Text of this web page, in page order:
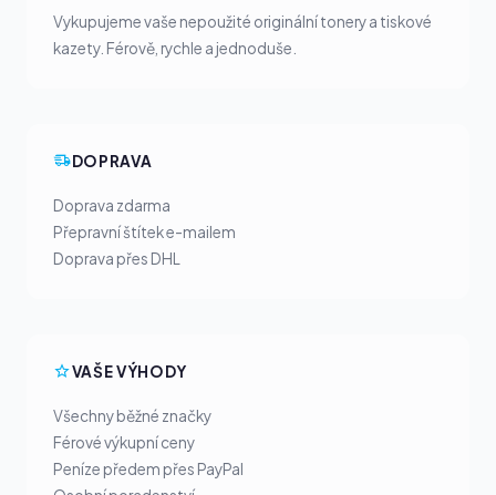
Vykupujeme vaše nepoužité originální tonery a tiskové
kazety. Férově, rychle a jednoduše.
DOPRAVA
Doprava zdarma
Přepravní štítek e-mailem
Doprava přes DHL
VAŠE VÝHODY
Všechny běžné značky
Férové výkupní ceny
Peníze předem přes PayPal